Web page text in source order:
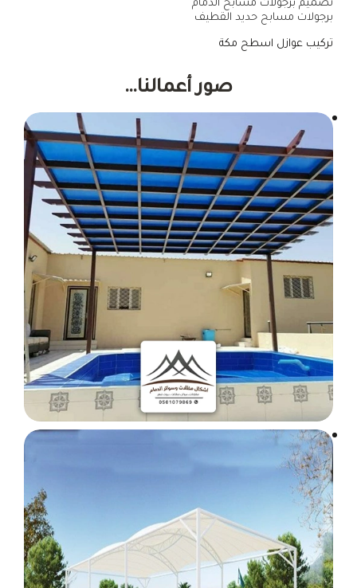
تصميم برجولات مسابح الدمام
برجولات مسابح حديد القطيف
تركيب عوازل اسطح مكة
صور أعمالنا…